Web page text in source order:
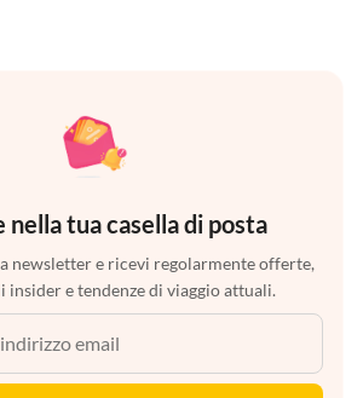
nella tua casella di posta
newsletter e ricevi regolarmente offerte,
insider e tendenze di viaggio attuali.